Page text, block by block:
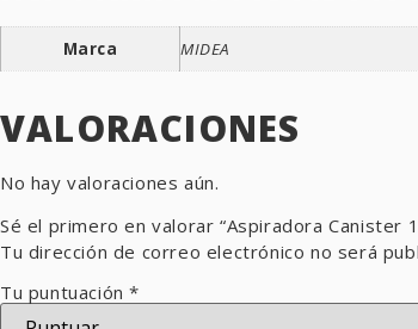
Marca MIDEA
VALORACIONES
No hay valoraciones aún.
Sé el primero en valorar “Aspiradora Canister
Tu dirección de correo electrónico no será
Tu puntuación*